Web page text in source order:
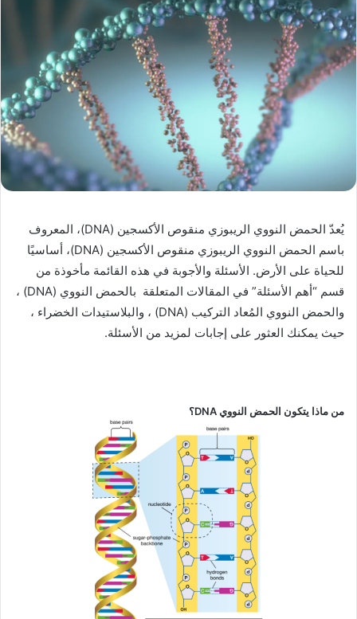
يُعدّ الحمض النووي الريبوزي منقوص الأكسجين (DNA)، المعروف
باسم الحمض النووي الريبوزي منقوص الأكسجين (DNA)، أساسيًا
للحياة على الأرض. الأسئلة والأجوبة في هذه القائمة مأخوذة من
قسم “أهم الأسئلة” في المقالات المتعلقة بالحمض النووي (DNA) ،
والحمض النووي المُعاد التركيب (DNA) ، والبلاستيدات الخضراء ،
حيث يمكنك العثور على إجابات لمزيد من الأسئلة.
من ماذا يتكون الحمض النووي DNA؟